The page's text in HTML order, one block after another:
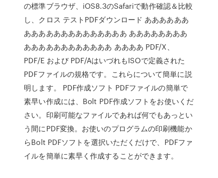
の標準ブラウザ、iOS8.3のSafariで動作確認＆比較
し、クロス テストPDFダウンロード ああああああ
ああああああああああああああ ああああああああ
ああああああああああああ ああああ PDF/X、
PDF/E および PDF/AはいづれもISOで定義された
PDFファイルの規格です。これらについて簡単に説
明します。 PDF作成ソフト PDFファイルの簡単で
素早い作成には、Bolt PDF作成ソフトをお使いくだ
さい。印刷可能なファイルであれば何でもあっとい
う間にPDF変換。お使いのプログラムの印刷機能か
らBolt PDFソフトを選択いただくだけで、PDFファ
イルを簡単に素早く作成することができます。